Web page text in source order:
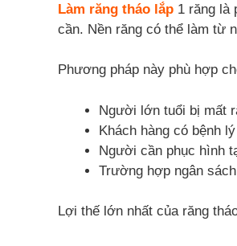
Làm răng tháo lắp 1 răng là
cần. Nền răng có thể làm từ
Phương pháp này phù hợp
Người lớn tuổi bị mất
Khách hàng có bệnh
Người cần phục hình
Trường hợp ngân
Lợi thế lớn nhất của răng